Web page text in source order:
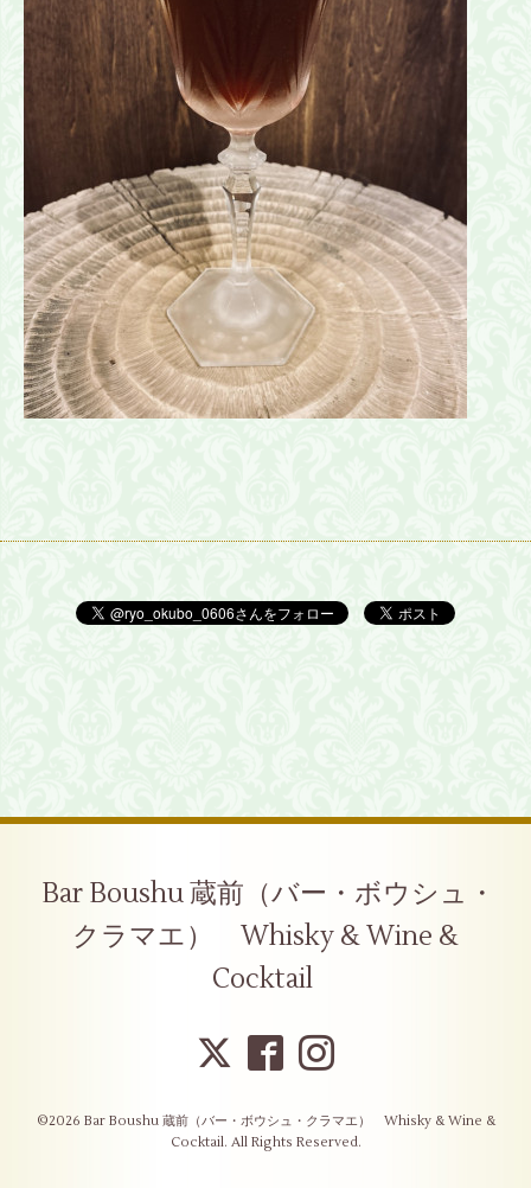
Bar Boushu 蔵前（バー・ボウシュ・
クラマエ） Whisky & Wine &
Cocktail
©2026 Bar Boushu 蔵前（バー・ボウシュ・クラマエ） Whisky & Wine &
Cocktail. All Rights Reserved.